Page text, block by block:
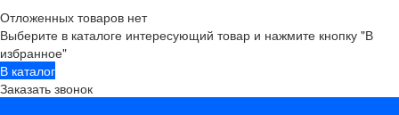
Отложенных товаров нет
Выберите в каталоге интересующий товар и нажмите кнопку "В
избранное"
В каталог
Заказать звонок